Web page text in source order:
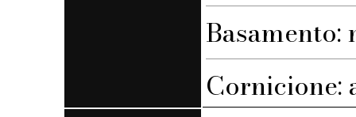
Basamento:
Cornicione: